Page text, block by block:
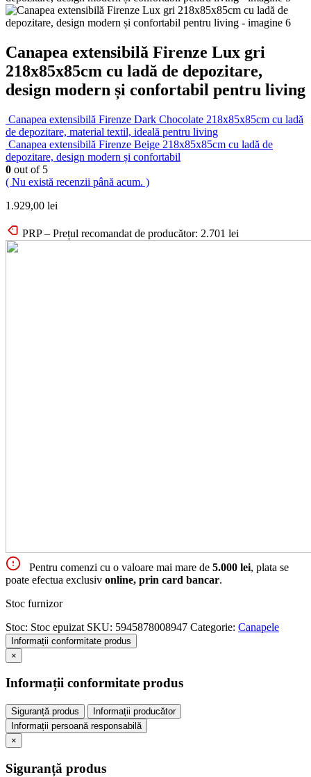
Canapea extensibilă Firenze Lux gri
218x85x85cm cu ladă de depozitare,
design modern și confortabil pentru living
Canapea extensibilă Firenze Dark Chocolate 218x85x85cm cu ladă
de depozitare, material textil, ideală pentru living
Canapea extensibilă Firenze Beige 218x85x85cm cu ladă de
depozitare, design modern și confortabil
0 out of 5
( Nu există recenzii până acum. )
1.929,00 lei
PRP – Prețul recomandat de producător: 2.701 lei
Pentru comenzi cu o valoare mai mare de 5.000 lei, plata se
poate efectua exclusiv online, prin card bancar.
Stoc furnizor
Stoc: Stoc epuizat SKU: 5945878008947 Categorie: Canapele
Informații conformitate produs
×
Informații conformitate produs
Siguranță produs
Informații producător
Informații persoană responsabilă
×
Siguranță produs